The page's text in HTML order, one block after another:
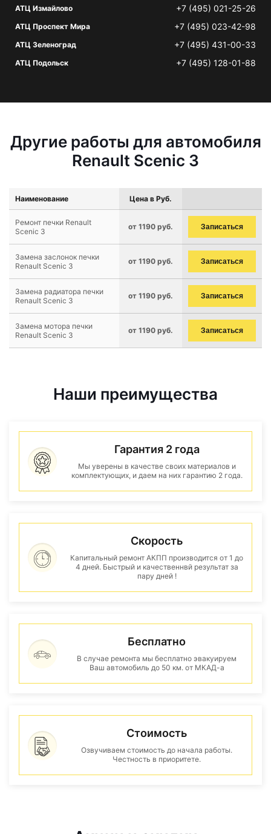
АТЦ Измайлово +7 (495) 021-25-26
АТЦ Проспект Мира +7 (495) 023-42-98
АТЦ Зеленоград +7 (495) 431-00-33
АТЦ Подольск +7 (495) 128-01-88
Другие работы для автомобиля
Renault Scenic 3
Наименование Цена в Руб.
Ремонт печки Renault
Scenic 3
от 1190 руб. Записаться
Замена заслонок печки
Renault Scenic 3
от 1190 руб. Записаться
Замена радиатора печки
Renault Scenic 3
от 1190 руб. Записаться
Замена мотора печки
Renault Scenic 3
от 1190 руб. Записаться
Наши преимущества
Гарантия 2 года
Мы уверены в качестве своих материалов и
комплектующих, и даем на них гарантию 2 года.
Скорость
Капитальный ремонт АКПП производится от 1 до
4 дней. Быстрый и качественнвй результат за
пару дней !
Бесплатно
В случае ремонта мы бесплатно эвакуируем
Ваш автомобиль до 50 км. от МКАД-а
Стоимость
Озвучиваем стоимость до начала работы.
Честность в приоритете.